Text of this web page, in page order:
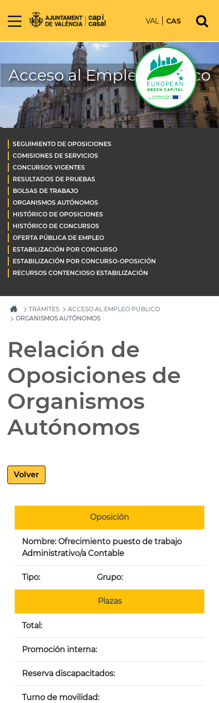
VAL CAS
Acceso al Empleo Público
SEGUIMIENTO DE OPOSICIONES
COMISIONES DE SERVICIOS
CONCURSOS VIGENTES
RESULTADOS DE PRUEBAS
BOLSAS DE TRABAJO
ORGANISMOS AUTÓNOMOS
HISTÓRICO DE OPOSICIONES
HISTÓRICO DE CONCURSOS
OFERTA PÚBLICA DE EMPLEO
ESTABILIZACIÓN POR CONCURSO
ESTABILIZACIÓN POR CONCURSO-OPOSICIÓN
RECURSOS CONTENCIOSO ESTABILIZACIÓN
TRÁMITES
ACCESO AL EMPLEO PÚBLICO
ORGANISMOS AUTÓNOMOS
Relación de
Oposiciones de
Organismos
Autónomos
Volver
Oposición
Nombre: Ofrecimiento puesto de trabajo
Administrativo/a Contable
Tipo: Grupo:
Plazas
Total:
Promoción interna:
Reserva discapacitados:
Turno de movilidad: